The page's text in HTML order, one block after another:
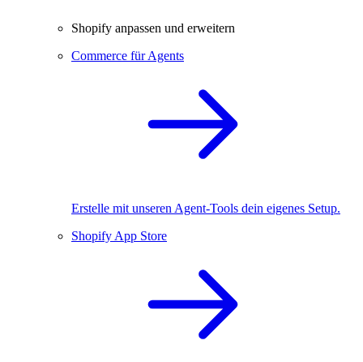
Shopify anpassen und erweitern
Commerce für Agents
Erstelle mit unseren Agent-Tools dein eigenes Setup.
Shopify App Store